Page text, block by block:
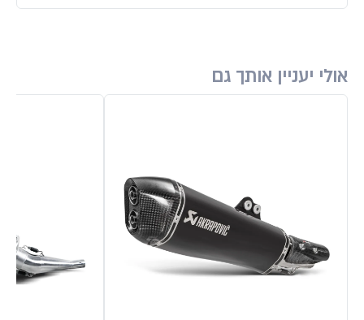
אולי יעניין אותך גם